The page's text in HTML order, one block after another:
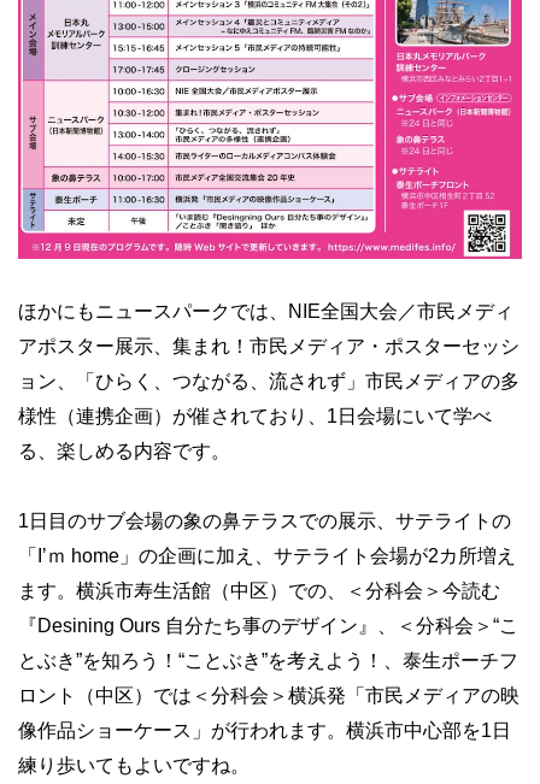
ほかにもニュースパークでは、NIE全国大会／市民メディ
アポスター展示、集まれ！市民メディア・ポスターセッシ
ョン、「ひらく、つながる、流されず」市民メディアの多
様性（連携企画）が催されており、1日会場にいて学べ
る、楽しめる内容です。
1日目のサブ会場の象の鼻テラスでの展示、サテライトの
「Iʼｍ home」の企画に加え、サテライト会場が2カ所増え
ます。横浜市寿生活館（中区）での、＜分科会＞今読む
『Desining Ours 自分たち事のデザイン』、＜分科会＞“こ
とぶき”を知ろう！“ことぶき”を考えよう！、泰生ポーチフ
ロント（中区）では＜分科会＞横浜発「市民メディアの映
像作品ショーケース」が行われます。横浜市中心部を1日
練り歩いてもよいですね。